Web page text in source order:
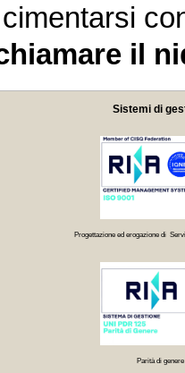
il
Sistemi di
Progettazione ed erogazione di
Parità di genere